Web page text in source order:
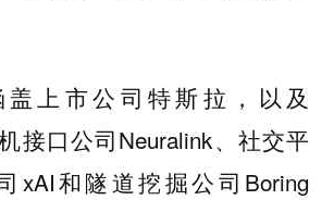
盖上市公司特斯拉，以及
接口公司Neuralink、社交平
xAI和隧道挖掘公司Boring